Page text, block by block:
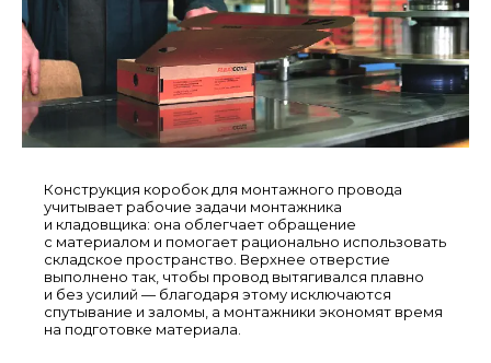
Конструкция коробок для монтажного провода
учитывает рабочие задачи монтажника
и кладовщика: она облегчает обращение
с материалом и помогает рационально использовать
складское пространство. Верхнее отверстие
выполнено так, чтобы провод вытягивался плавно
и без усилий — благодаря этому исключаются
спутывание и заломы, а монтажники экономят время
на подготовке материала.